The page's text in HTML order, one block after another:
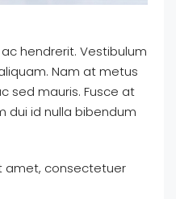
hendrerit. Vestibulum
Nam at metus
sed mauris. Fusce at
dui id nulla bibendum
amet, consectetuer